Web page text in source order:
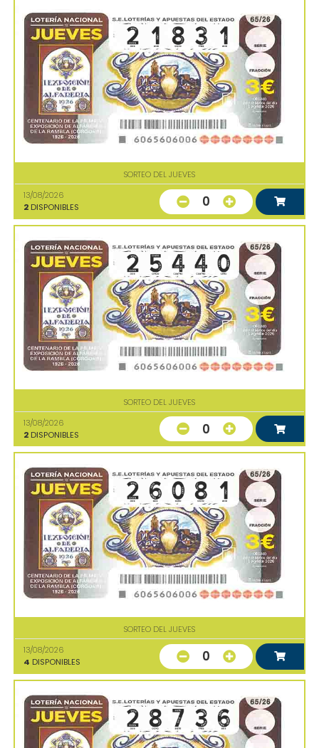
SORTEO DEL JUEVES
13/08/2026
2 DISPONIBLES 0
SORTEO DEL JUEVES
13/08/2026
2 DISPONIBLES 0
SORTEO DEL JUEVES
13/08/2026
4 DISPONIBLES 0